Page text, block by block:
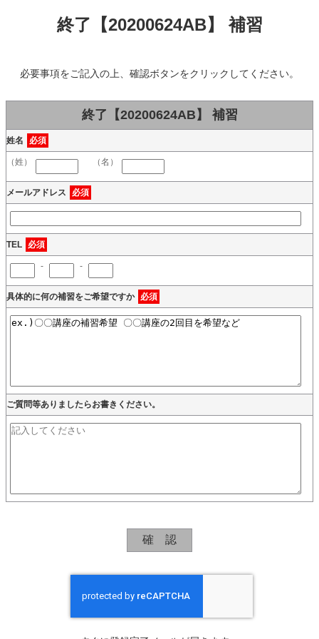
終了【20200624AB】 補習
必要事項をご記入の上、確認ボタンをクリックしてください。
終了【20200624AB】 補習
姓名 必須
（姓） （名）
メールアドレス 必須
TEL 必須
- -
具体的に何の補習をご希望ですか 必須
ご質問等ありましたらお書きください。